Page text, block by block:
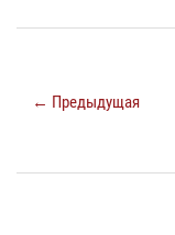
← Предыдущая